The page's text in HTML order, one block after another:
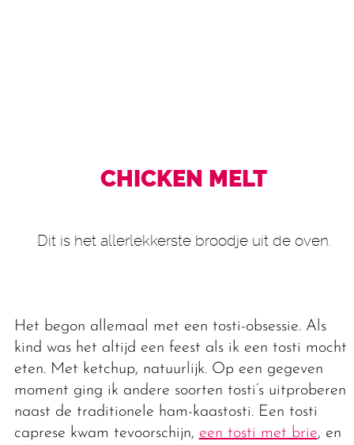
CHICKEN MELT
Dit is het allerlekkerste broodje uit de oven.
Het begon allemaal met een tosti-obsessie. Als
kind was het altijd een feest als ik een tosti mocht
eten. Met ketchup, natuurlijk. Op een gegeven
moment ging ik andere soorten tosti’s uitproberen
naast de traditionele ham-kaastosti. Een tosti
caprese kwam tevoorschijn, een tosti met brie, en